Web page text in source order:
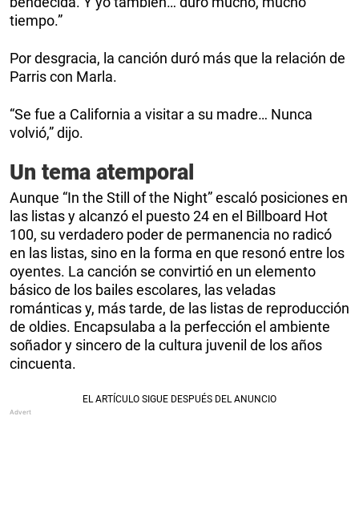
tiempo.”
Por desgracia, la canción duró más que la relación de
Parris con Marla.
“Se fue a California a visitar a su madre… Nunca
volvió,” dijo.
Un tema atemporal
Aunque “In the Still of the Night” escaló posiciones en
las listas y alcanzó el puesto 24 en el Billboard Hot
100, su verdadero poder de permanencia no radicó
en las listas, sino en la forma en que resonó entre los
oyentes. La canción se convirtió en un elemento
básico de los bailes escolares, las veladas
románticas y, más tarde, de las listas de reproducción
de oldies. Encapsulaba a la perfección el ambiente
soñador y sincero de la cultura juvenil de los años
cincuenta.